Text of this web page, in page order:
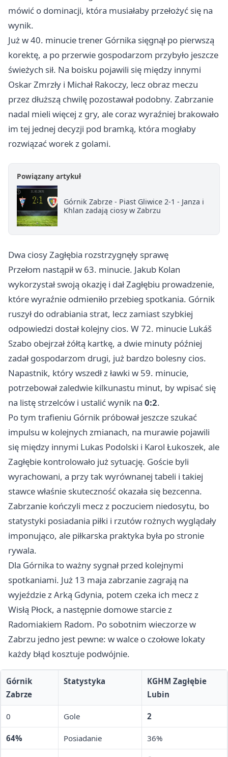
mówić o dominacji, która musiałaby przełożyć się na
wynik.
Już w 40. minucie trener Górnika sięgnął po pierwszą
korektę, a po przerwie gospodarzom przybyło jeszcze
świeżych sił. Na boisku pojawili się między innymi
Oskar Zmrzły i Michał Rakoczy, lecz obraz meczu
przez dłuższą chwilę pozostawał podobny. Zabrzanie
nadal mieli więcej z gry, ale coraz wyraźniej brakowało
im tej jednej decyzji pod bramką, która mogłaby
rozwiązać worek z golami.
Powiązany artykuł
Górnik Zabrze - Piast Gliwice 2-1 - Janza i
Khlan zadają ciosy w Zabrzu
Dwa ciosy Zagłębia rozstrzygnęły sprawę
Przełom nastąpił w 63. minucie. Jakub Kolan
wykorzystał swoją okazję i dał Zagłębiu prowadzenie,
które wyraźnie odmieniło przebieg spotkania. Górnik
ruszył do odrabiania strat, lecz zamiast szybkiej
odpowiedzi dostał kolejny cios. W 72. minucie Lukáš
Szabo obejrzał żółtą kartkę, a dwie minuty później
zadał gospodarzom drugi, już bardzo bolesny cios.
Napastnik, który wszedł z ławki w 59. minucie,
potrzebował zaledwie kilkunastu minut, by wpisać się
na listę strzelców i ustalić wynik na 0:2.
Po tym trafieniu Górnik próbował jeszcze szukać
impulsu w kolejnych zmianach, na murawie pojawili
się między innymi Lukas Podolski i Karol Łukoszek, ale
Zagłębie kontrolowało już sytuację. Goście byli
wyrachowani, a przy tak wyrównanej tabeli i takiej
stawce właśnie skuteczność okazała się bezcenna.
Zabrzanie kończyli mecz z poczuciem niedosytu, bo
statystyki posiadania piłki i rzutów rożnych wyglądały
imponująco, ale piłkarska praktyka była po stronie
rywala.
Dla Górnika to ważny sygnał przed kolejnymi
spotkaniami. Już 13 maja zabrzanie zagrają na
wyjeździe z Arką Gdynia, potem czeka ich mecz z
Wisłą Płock, a następnie domowe starcie z
Radomiakiem Radom. Po sobotnim wieczorze w
Zabrzu jedno jest pewne: w walce o czołowe lokaty
każdy błąd kosztuje podwójnie.
Górnik
Zabrze
Statystyka
KGHM Zagłębie
Lubin
0 Gole 2
64% Posiadanie 36%